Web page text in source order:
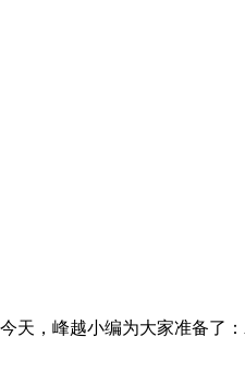
天，峰越小编为大家准备了